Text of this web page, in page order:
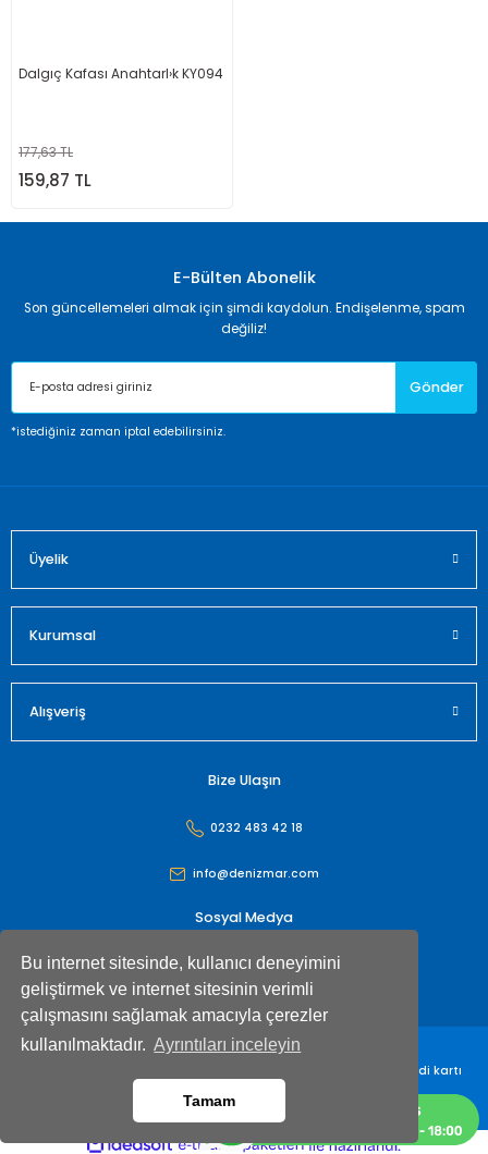
Bu internet sitesinde, kullanıcı deneyimini
geliştirmek ve internet sitesinin verimli
çalışmasını sağlamak amacıyla çerezler
kullanılmaktadır. Ayrıntıları inceleyin
Tamam
Dalgıç Kafası Anahtarl›k KY094
177,63 TL
159,87 TL
E-Bülten Abonelik
Son güncellemeleri almak için şimdi kaydolun. Endişelenme, spam
değiliz!
Gönder
*istediğiniz zaman iptal edebilirsiniz.
Üyelik
Kurumsal
Alışveriş
Bize Ulaşın
0232 483 42 18
info@denizmar.com
Sosyal Medya
Denizmar İç Dış Ticaret Anonim Şirketi© Tüm hakları saklıdır. Kredi kartı
ideasoft e- ile